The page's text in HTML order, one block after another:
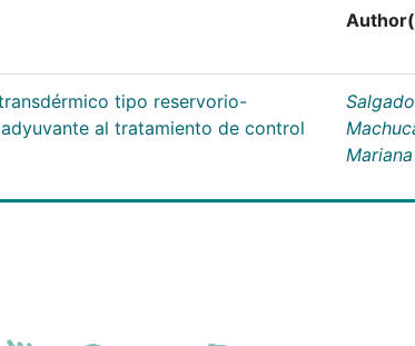
tipo reservorio-
al tratamiento de control
Salgado
Mariana